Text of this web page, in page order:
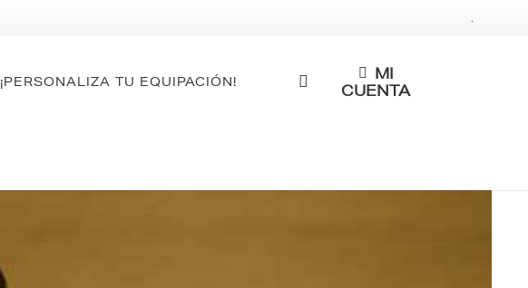
.
¡PERSONALIZA TU EQUIPACIÓN!
MI
CUENTA